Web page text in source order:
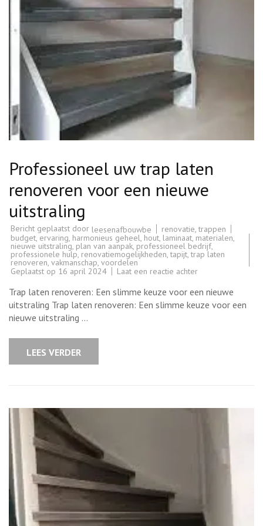
Professioneel uw trap laten
renoveren voor een nieuwe
uitstraling
Bericht geplaatst door leesenafbouwbe renovatie,trappen
budget, ervaring, harmonieus geheel, hout, laminaat, materialen,
nieuwe uitstraling, plan van aanpak, professioneel bedrijf,
professionele hulp, renovatiemogelijkheden,tapijt,trap laten
renoveren, vakmanschap, voordelen
Geplaatst op 16 april 2024 Laat een reactie achterop
trap
laten
Trap laten renoveren: Een slimme keuze voor een nieuwe
uitstraling Trap laten renoveren: Een slimme keuze voor een
nieuwe uitstraling …
LEES VERDER